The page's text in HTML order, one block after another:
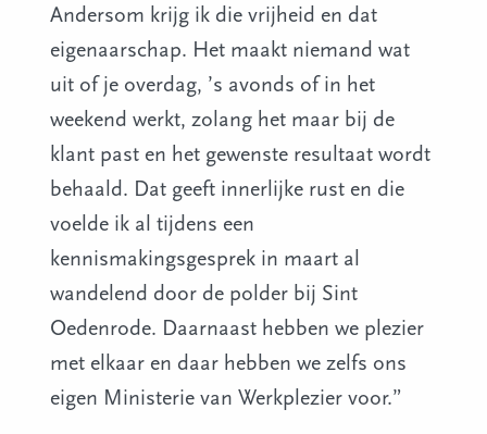
Andersom krijg ik die vrijheid en dat
eigenaarschap. Het maakt niemand wat
uit of je overdag, ’s avonds of in het
weekend werkt, zolang het maar bij de
klant past en het gewenste resultaat wordt
behaald. Dat geeft innerlijke rust en die
voelde ik al tijdens een
kennismakingsgesprek in maart al
wandelend door de polder bij Sint
Oedenrode. Daarnaast hebben we plezier
met elkaar en daar hebben we zelfs ons
eigen Ministerie van Werkplezier voor.”